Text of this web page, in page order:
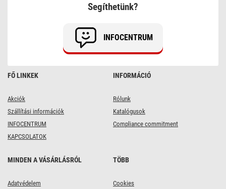
FŐ LINKEK
Akciók
Szállítási információk
INFOCENTRUM
KAPCSOLATOK
INFORMÁCIÓ
Rólunk
Katalógusok
Compliance commitment
MINDEN A VÁSÁRLÁSRÓL
Adatvédelem
TÖBB
Cookies
Segíthetünk?
INFOCENTRUM